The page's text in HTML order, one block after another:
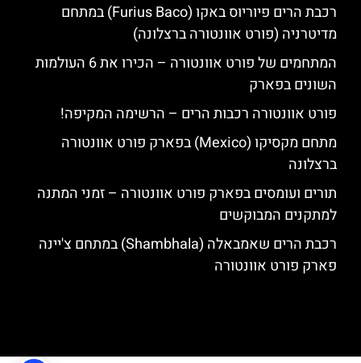
רכבת הרים פיוריוס באקו (Furius Baco) במתחם
מדיטרניה (פורט אוונטורה ברצלונה)
המתחמים של פורט אוונטורה – הכירו את 6 העולמות
השונים בפארק
פורט אוונטורה רכבות הרים – הרשימה המקיפה!
מתחם מקסיקו (Mexico) בפארק פורט אוונטורה
ברצלונה
תורים ועומסים בפארק פורט אוונטורה – זמני המתנה
למתקנים המבוקשים
רכבת הרים שאמבאלה (Shambhala) במתחם צ'יינה
פארק פורט אוונטורה